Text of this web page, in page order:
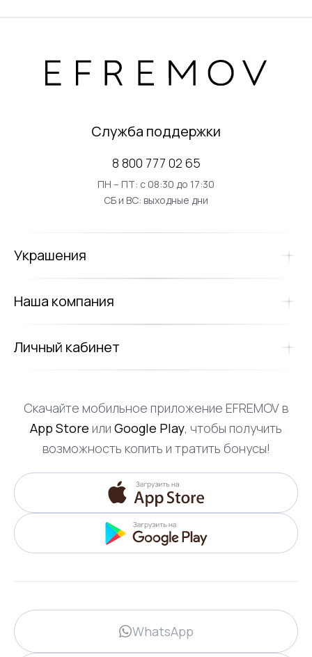
Служба поддержки
8 800 777 02 65
ПН – ПТ: с 08:30 до 17:30
СБ и ВС: выходные дни
Украшения
Наша компания
Личный кабинет
Скачайте мобильное приложение EFREMOV в
App Store или Google Play, чтобы получить
возможность копить и тратить бонусы!
WhatsApp